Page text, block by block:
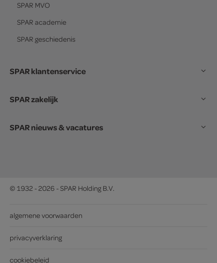
SPAR MVO
SPAR academie
SPAR geschiedenis
SPAR klantenservice
SPAR zakelijk
SPAR nieuws & vacatures
© 1932 - 2026 - SPAR Holding B.V.
algemene voorwaarden
privacyverklaring
cookiebeleid